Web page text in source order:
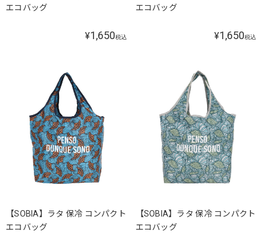
エコバッグ
¥1,650税込
エコバッグ
¥1,650税込
【SOBIA】ラタ 保冷 コンパクト
エコバッグ
【SOBIA】ラタ 保冷 コンパクト
エコバッグ